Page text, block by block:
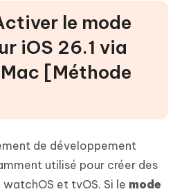
le mode
iOS 26.1 via
[Méthode
de développement
utilisé pour créer des
watchOS et tvOS. Si le mode